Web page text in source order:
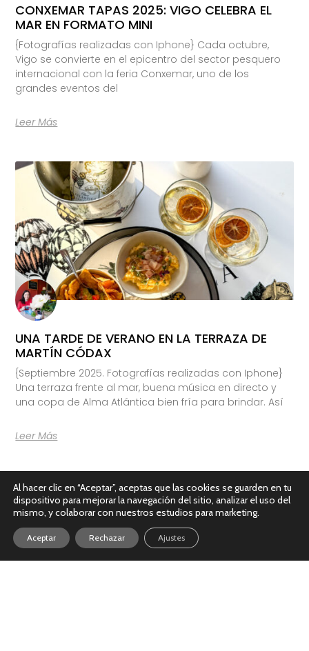
CONXEMAR TAPAS 2025: VIGO CELEBRA EL
MAR EN FORMATO MINI
{Fotografías realizadas con Iphone} Cada octubre,
Vigo se convierte en el epicentro del sector pesquero
internacional con la feria Conxemar, uno de los
grandes eventos del
Leer Más
UNA TARDE DE VERANO EN LA TERRAZA DE
MARTÍN CÓDAX
{Septiembre 2025. Fotografías realizadas con Iphone}
Una terraza frente al mar, buena música en directo y
una copa de Alma Atlántica bien fría para brindar. Así
Leer Más
Al hacer clic en “Aceptar”, aceptas que las cookies se guarden en tu
dispositivo para mejorar la navegación del sitio, analizar el uso del
mismo, y colaborar con nuestros estudios para marketing.
Aceptar Rechazar Ajustes